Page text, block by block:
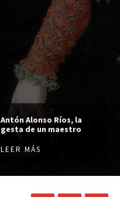
Antón Alonso Ríos, la
gesta de un maestro
LEER MÁS